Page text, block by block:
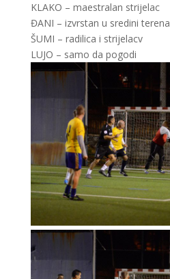
KLAKO – maestralan strijelac
ĐANI – izvrstan u sredini terena
ŠUMI – radilica i strijelacv
LUJO – samo da pogodi